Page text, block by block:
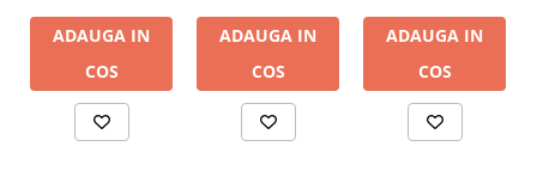
ADAUGA IN
COS
ADAUGA IN
COS
ADAUGA IN
COS